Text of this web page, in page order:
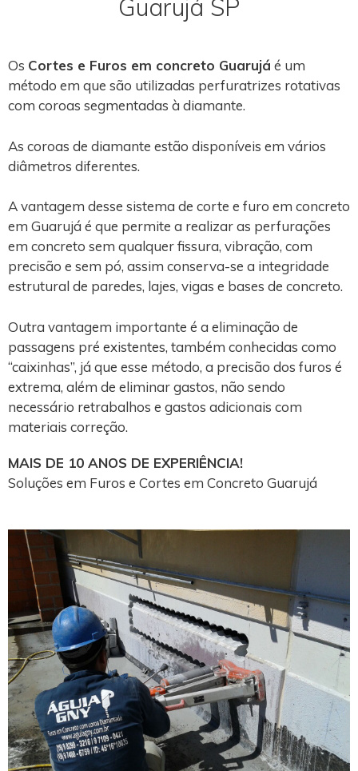
Guarujá SP
Os Cortes e Furos em concreto Guarujá é um
método em que são utilizadas perfuratrizes rotativas
com coroas segmentadas à diamante.
As coroas de diamante estão disponíveis em vários
diâmetros diferentes.
A vantagem desse sistema de corte e furo em concreto
em Guarujá é que permite a realizar as perfurações
em concreto sem qualquer fissura, vibração, com
precisão e sem pó, assim conserva-se a integridade
estrutural de paredes, lajes, vigas e bases de concreto.
Outra vantagem importante é a eliminação de
passagens pré existentes, também conhecidas como
“caixinhas”, já que esse método, a precisão dos furos é
extrema, além de eliminar gastos, não sendo
necessário retrabalhos e gastos adicionais com
materiais correção.
MAIS DE 10 ANOS DE EXPERIÊNCIA!
Soluções em Furos e Cortes em Concreto Guarujá